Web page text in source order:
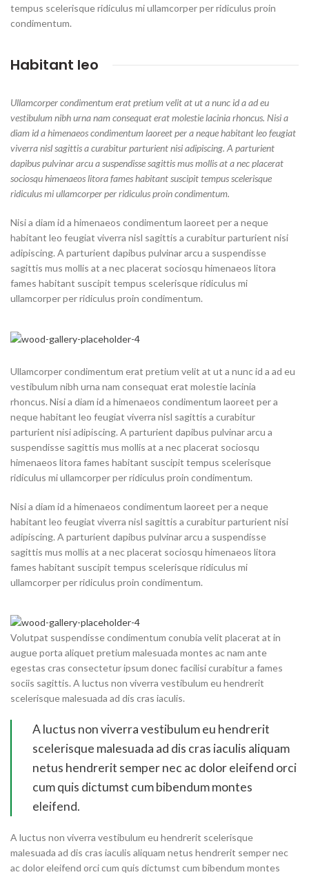
tempus scelerisque ridiculus mi ullamcorper per ridiculus proin
condimentum.
Habitant leo
Ullamcorper condimentum erat pretium velit at ut a nunc id a ad eu
vestibulum nibh urna nam consequat erat molestie lacinia rhoncus. Nisi a
diam id a himenaeos condimentum laoreet per a neque habitant leo feugiat
viverra nisl sagittis a curabitur parturient nisi adipiscing. A parturient
dapibus pulvinar arcu a suspendisse sagittis mus mollis at a nec placerat
sociosqu himenaeos litora fames habitant suscipit tempus scelerisque
ridiculus mi ullamcorper per ridiculus proin condimentum.
Nisi a diam id a himenaeos condimentum laoreet per a neque
habitant leo feugiat viverra nisl sagittis a curabitur parturient nisi
adipiscing. A parturient dapibus pulvinar arcu a suspendisse
sagittis mus mollis at a nec placerat sociosqu himenaeos litora
fames habitant suscipit tempus scelerisque ridiculus mi
ullamcorper per ridiculus proin condimentum.
Ullamcorper condimentum erat pretium velit at ut a nunc id a ad eu
vestibulum nibh urna nam consequat erat molestie lacinia
rhoncus. Nisi a diam id a himenaeos condimentum laoreet per a
neque habitant leo feugiat viverra nisl sagittis a curabitur
parturient nisi adipiscing. A parturient dapibus pulvinar arcu a
suspendisse sagittis mus mollis at a nec placerat sociosqu
himenaeos litora fames habitant suscipit tempus scelerisque
ridiculus mi ullamcorper per ridiculus proin condimentum.
Nisi a diam id a himenaeos condimentum laoreet per a neque
habitant leo feugiat viverra nisl sagittis a curabitur parturient nisi
adipiscing. A parturient dapibus pulvinar arcu a suspendisse
sagittis mus mollis at a nec placerat sociosqu himenaeos litora
fames habitant suscipit tempus scelerisque ridiculus mi
ullamcorper per ridiculus proin condimentum.
Volutpat suspendisse condimentum conubia velit placerat at in
augue porta aliquet pretium malesuada montes ac nam ante
egestas cras consectetur ipsum donec facilisi curabitur a fames
sociis sagittis. A luctus non viverra vestibulum eu hendrerit
scelerisque malesuada ad dis cras iaculis.
A luctus non viverra vestibulum eu hendrerit
scelerisque malesuada ad dis cras iaculis aliquam
netus hendrerit semper nec ac dolor eleifend orci
cum quis dictumst cum bibendum montes
eleifend.
A luctus non viverra vestibulum eu hendrerit scelerisque
malesuada ad dis cras iaculis aliquam netus hendrerit semper nec
ac dolor eleifend orci cum quis dictumst cum bibendum montes